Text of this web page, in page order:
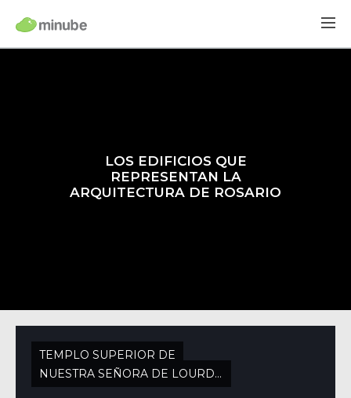
LOS EDIFICIOS QUE
REPRESENTAN LA
ARQUITECTURA DE ROSARIO
TEMPLO SUPERIOR DE
NUESTRA SEÑORA DE LOURDES